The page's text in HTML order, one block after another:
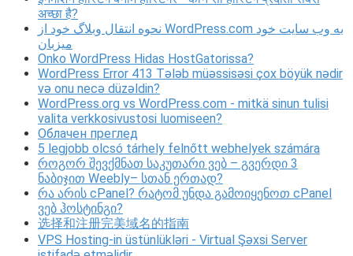
अच्छा है?
نحوه انتقال وبلاگ خود از WordPress.com به وب سایت خود
میزبان
Onko WordPress Hidas HostGatorissa?
WordPress Error 413 Tələb müəssisəsi çox böyük nədir
və onu necə düzəldin?
WordPress.org vs WordPress.com - mitkä sinun tulisi
valita verkkosivustosi luomiseen?
Облачен преглед
5 legjobb olcsó tárhely felnőtt webhelyek számára
როგორ შევქმნათ საკუთარი ვებ – გვერდი 3
ნაბიჯით Weebly– სთან ერთად?
რა არის cPanel? რატომ უნდა გამოიყენოთ cPanel
ვებ ჰოსტინგი?
选择和注册完美域名的指南
VPS Hosting-in üstünlükləri - Virtual Şəxsi Server